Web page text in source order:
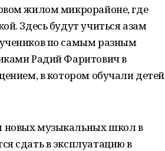
жилом микрорайоне, где
Здесь будут учиться азам
по самым разным
Радий Фаритович в
в котором обучали детей
новых музыкальных школ в
сдать в эксплуатацию в